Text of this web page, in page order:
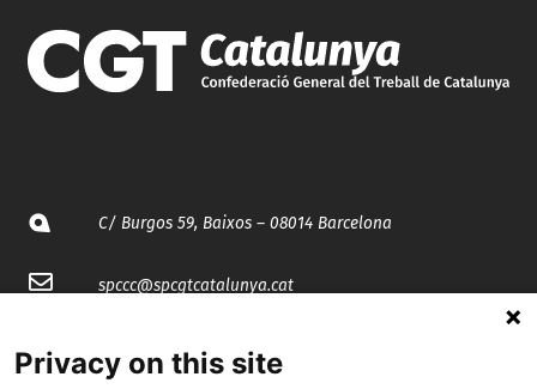
C/ Burgos 59, Baixos – 08014 Barcelona
spccc@spcgtcatalunya.cat
Privacy on this site